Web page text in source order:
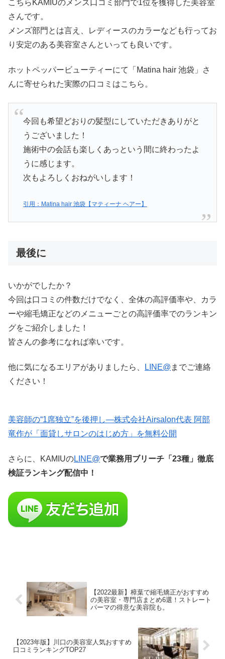
こちらKAMIUのメンズ口コミ部門で1位を獲得した美容室
さんです。
メンズ部門とは言え、レディースのカラーなども行ってお
り安定のある美容室さんといっても良いです。
ホットペッパービューティーにて「Matina hair 池袋」さ
んに寄せられた実際の口コミはこちら。
今回も希望どおりの髪型にしていただきありがと
うございました！
施術中の会話も楽しくあっという間に終わったよ
うに感じます。
次もよろしくおねがいします！
引用：Matina hair 池袋【マティーナ ヘアー】
最後に
いかがでしたか？
今回は口コミの件数だけでなく、全体の高評価率や、カラ
ーや縮毛矯正などのメニューごとの高評価率でのランキン
グをご紹介しました！
皆さんの参考になれば幸いです。
他に気になるエリアがありましたら、 LINE@ までご連絡
ください！
美容師の“1席独立”を後押し—株式会社Airsalon代表 阿部
竜作が「面貸しサロンのはじめ方」を無料公開
さらに、KAMIUのLINE@で業務用ブリーチ「23種」徹底
検証ランキング配信中！
【2022最新】樟葉で縮毛矯正がおすすめ
の美容室・専門店まとめ6選！ストレート
パーマの得意な美容院も。
【2023年版】川口の美容室人気おすすめ
口コミランキングTOP27